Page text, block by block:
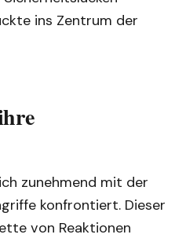
ins Zentrum der
zunehmend mit der
konfrontiert. Dieser
von Reaktionen